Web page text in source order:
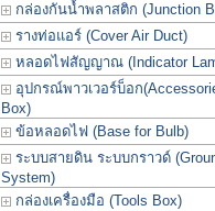
กล่องกันน้ำพลาสติก (Junction
รางท่อแอร์ (Cover Air Duct)
หลอดไฟสัญญาณ (Indicator
อุปกรณ์พาวเวอร์บ็อก
Box)
ข้อหลอดไฟ (Base for Bulb)
ระบบสายดิน ระบบกราวด์
System)
กล่องเครื่องมือ (Tools Box)